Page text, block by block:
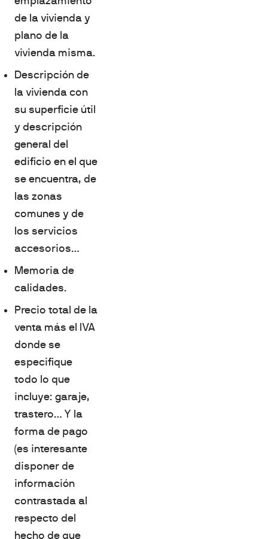
de la vivienda y
plano de la
vivienda misma.
Descripción de
la vivienda con
su superficie útil
y descripción
general del
edificio en el que
se encuentra, de
las zonas
comunes y de
los servicios
accesorios…
Memoria de
calidades.
Precio total de la
venta más el IVA
donde se
especifique
todo lo que
incluye: garaje,
trastero… Y la
forma de pago
(es interesante
disponer de
información
contrastada al
respecto del
hecho de que